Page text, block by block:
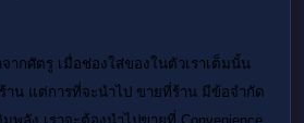
จากศัตรู เมื่อช่องใส่ของในตัวเราเต็มนั้น
าน แต่การที่จะนำไป ขายที่ร้าน มีข้อจำกัด